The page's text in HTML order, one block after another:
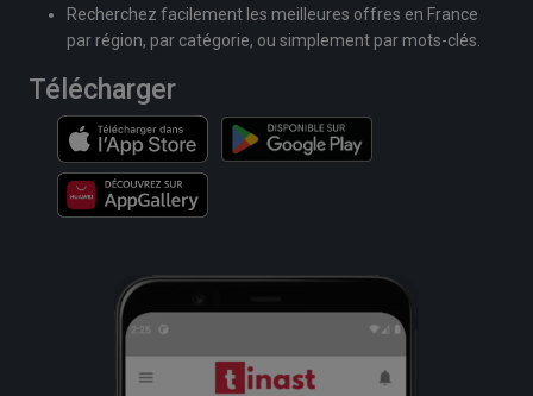
Recherchez facilement les meilleures offres en France
par région, par catégorie, ou simplement par mots-clés.
Télécharger